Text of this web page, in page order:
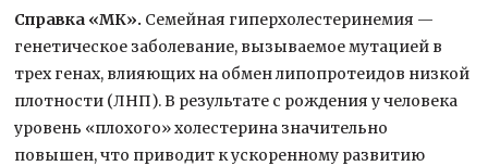
Справка «МК». Семейная гиперхолестеринемия —
генетическое заболевание, вызываемое мутацией в
трех генах, влияющих на обмен липопротеидов низкой
плотности (ЛНП). В результате с рождения у человека
уровень «плохого» холестерина значительно
повышен, что приводит к ускоренному развитию